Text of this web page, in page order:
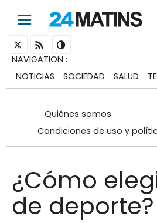
NAVIGATION :
NOTICIAS
SOCIEDAD SALUD
Quiénes somos
Condiciones de uso y
¿Cómo
de deporte?